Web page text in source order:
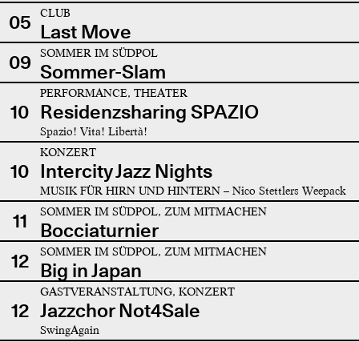
05 CLUB
Last Move
09
SOMMER IM SÜDPOL
Sommer-Slam
10
PERFORMANCE, THEATER
Residenzsharing SPAZIO
Spazio! Vita! Libertà!
10
KONZERT
Intercity Jazz Nights
MUSIK FÜR HIRN UND HINTERN – Nico Stettlers Weepack
11 SOMMER IM SÜDPOL, ZUM MITMACHEN
Bocciaturnier
12
SOMMER IM SÜDPOL, ZUM MITMACHEN
Big in Japan
12
GASTVERANSTALTUNG, KONZERT
Jazzchor Not4Sale
SwingAgain